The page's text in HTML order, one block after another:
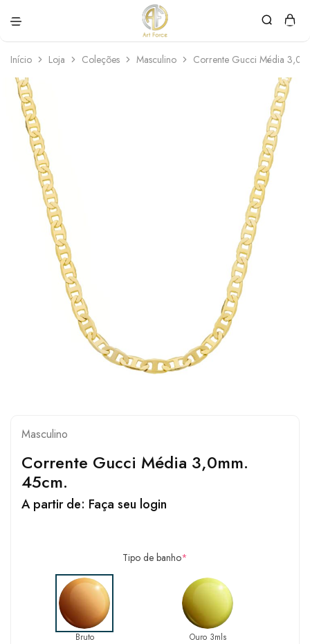
Force
personalizadas
Início Loja Coleções Masculino Corrente Gucci Média
Masculino
Corrente Gucci Média 3,0mm.
45cm.
A partir de: Faça seu login
Tipo de banho*
Bruto Ouro 3mls